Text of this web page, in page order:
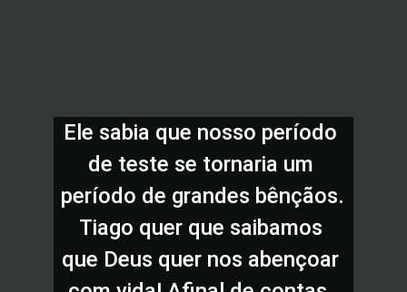
Ele sabia que nosso período
de teste se tornaria um
período de grandes bênçãos.
Tiago quer que saibamos
que Deus quer nos abençoar